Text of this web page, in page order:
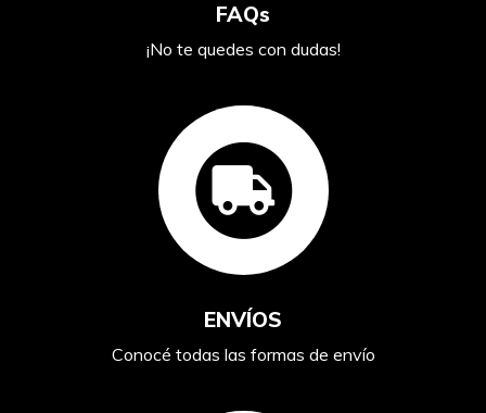
FAQs
¡No te quedes con dudas!
ENVÍOS
Conocé todas las formas de envío